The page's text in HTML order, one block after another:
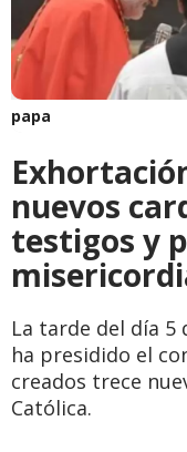
papa
nuevos
testigos y
La tarde del día 5
ha presidido el
creados trece
Católica.